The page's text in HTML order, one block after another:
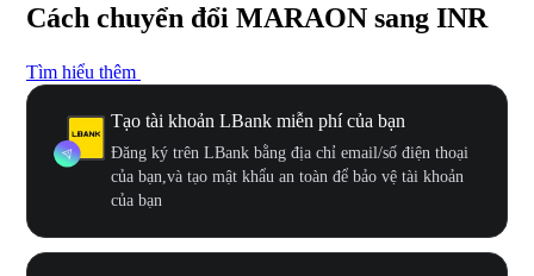
Cách chuyển đổi MARAON sang INR
Tìm hiểu thêm
Tạo tài khoản LBank miễn phí của bạn
Đăng ký trên LBank bằng địa chỉ email/số điện thoại
của bạn,và tạo mật khẩu an toàn để bảo vệ tài khoản
của bạn